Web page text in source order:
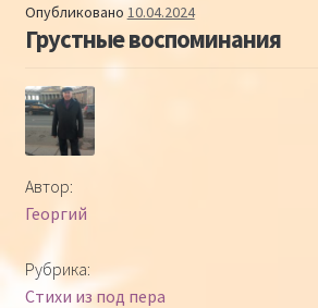
Поэтический ликбез
Поэтический блог
Детская философия
Опубликовано 10.04.2024
Грустные воспоминания
Автор:
Георгий
Рубрика:
Стихи из под пера